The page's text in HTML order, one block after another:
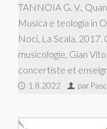
TANNOIA G. V.,
Musica e teologia in
Noci, La Scala,
musicologie, Gian
concertiste et
1.8.2022 par